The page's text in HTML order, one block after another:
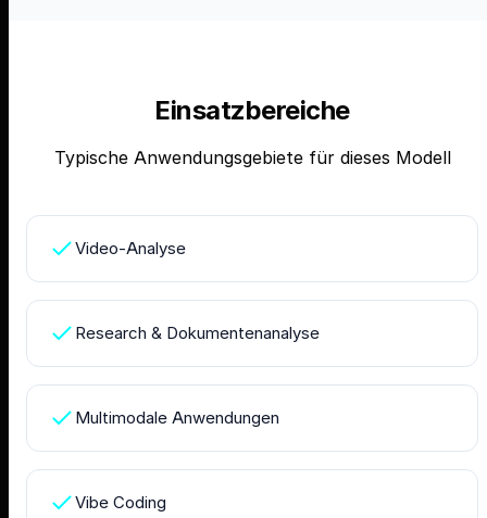
Einsatzbereiche
Typische Anwendungsgebiete für dieses Modell
Video-Analyse
Research & Dokumentenanalyse
Multimodale Anwendungen
Vibe Coding